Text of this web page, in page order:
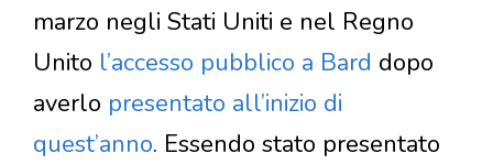
marzo negli Stati Uniti e nel Regno
Unito l’accesso pubblico a Bard dopo
averlo presentato all’inizio di
quest’anno. Essendo stato presentato